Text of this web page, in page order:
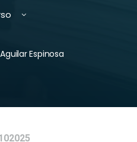
Espinosa